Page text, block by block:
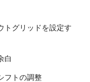
トグリッドを設定す
白
フトの調整